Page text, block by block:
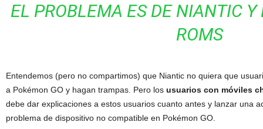
EL PROBLEMA ES DE NIANTIC
ROMS
Entendemos (pero no compartimos) que Niantic no quiera que
a Pokémon GO y hagan trampas. Pero los usuarios con móviles
debe dar explicaciones a estos usuarios cuanto antes y lanzar una
problema de dispositivo no compatible en Pokémon GO.